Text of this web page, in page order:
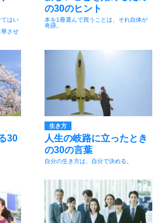
てはい
華させ
の30のヒント
本を1冊選んで買うことは、それ自体が
奇跡。
30
生き方
人生の岐路に立ったとき
の30の言葉
自分の生き方は、自分で決める。